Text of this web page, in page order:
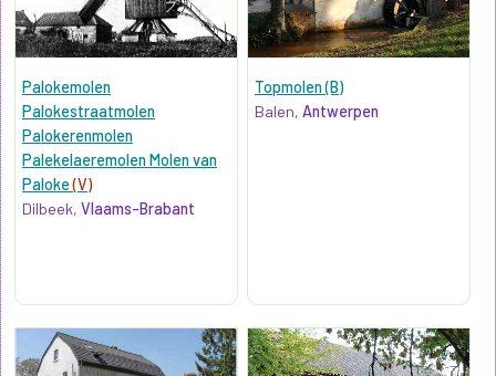
Palokemolen
Palokestraatmolen
Palokerenmolen
Palekelaeremolen Molen van
Paloke(V)
Dilbeek, Vlaams-Brabant
Topmolen (B)
Balen,Antwerpen